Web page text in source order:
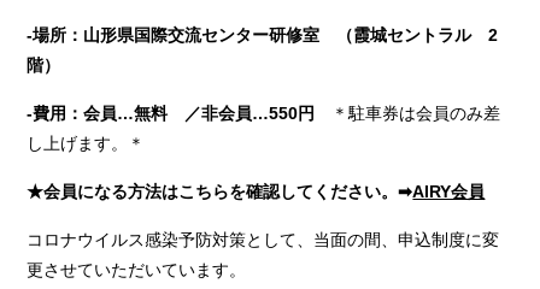
‐場所：山形県国際交流センター研修室 （霞城セントラル 2
階）
‐費用：会員…無料 ／非会員…550円
＊駐車券は会員のみ差
し上げます。＊
★会員になる方法はこちらを確認してください。➡AIRY会員
コロナウイルス感染予防対策として、当面の間、申込制度に変
更させていただいています。